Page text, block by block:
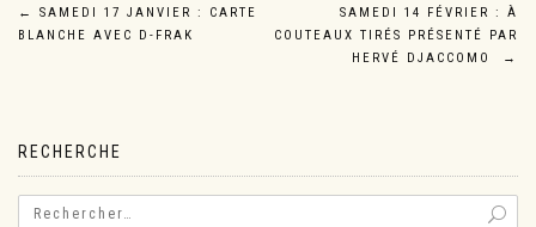
Navigation
←
SAMEDI 17 JANVIER : CARTE
BLANCHE AVEC D-FRAK
SAMEDI 14 FÉVRIER : À
COUTEAUX TIRÉS PRÉSENTÉ PAR
HERVÉ DJACCOMO
→
RECHERCHE